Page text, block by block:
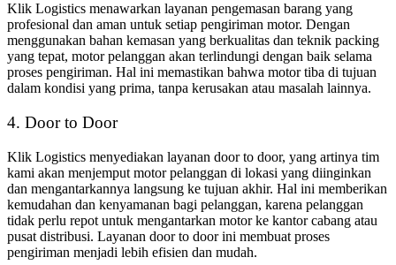
Klik Logistics menawarkan layanan pengemasan barang yang
profesional dan aman untuk setiap pengiriman motor. Dengan
menggunakan bahan kemasan yang berkualitas dan teknik packing
yang tepat, motor pelanggan akan terlindungi dengan baik selama
proses pengiriman. Hal ini memastikan bahwa motor tiba di tujuan
dalam kondisi yang prima, tanpa kerusakan atau masalah lainnya.
4. Door to Door
Klik Logistics menyediakan layanan door to door, yang artinya tim
kami akan menjemput motor pelanggan di lokasi yang diinginkan
dan mengantarkannya langsung ke tujuan akhir. Hal ini memberikan
kemudahan dan kenyamanan bagi pelanggan, karena pelanggan
tidak perlu repot untuk mengantarkan motor ke kantor cabang atau
pusat distribusi. Layanan door to door ini membuat proses
pengiriman menjadi lebih efisien dan mudah.